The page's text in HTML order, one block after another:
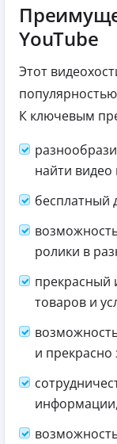
YouTube
Этот
К ключевым
найти
бесплатный
ролики в
прекрасный
товаров и
и прекрасно